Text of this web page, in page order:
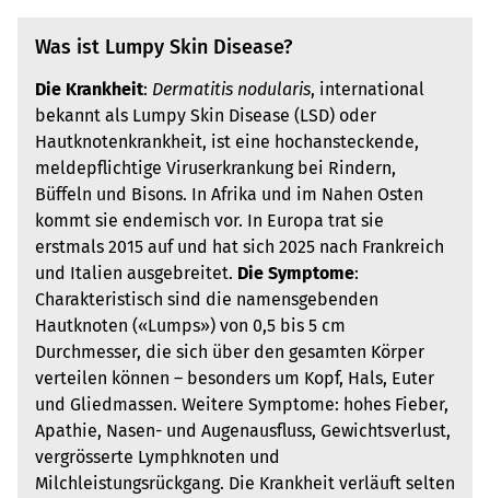
Was ist Lumpy Skin Disease?
Die Krankheit: Dermatitis nodularis, international
bekannt als Lumpy Skin Disease (LSD) oder
Hautknotenkrankheit, ist eine hochansteckende,
meldepflichtige Viruserkrankung bei Rindern,
Büffeln und Bisons. In Afrika und im Nahen Osten
kommt sie endemisch vor. In Europa trat sie
erstmals 2015 auf und hat sich 2025 nach Frankreich
und Italien ausgebreitet. Die Symptome:
Charakteristisch sind die namensgebenden
Hautknoten («Lumps») von 0,5 bis 5 cm
Durchmesser, die sich über den gesamten Körper
verteilen können – besonders um Kopf, Hals, Euter
und Gliedmassen. Weitere Symptome: hohes Fieber,
Apathie, Nasen- und Augenausfluss, Gewichtsverlust,
vergrösserte Lymphknoten und
Milchleistungsrückgang. Die Krankheit verläuft selten